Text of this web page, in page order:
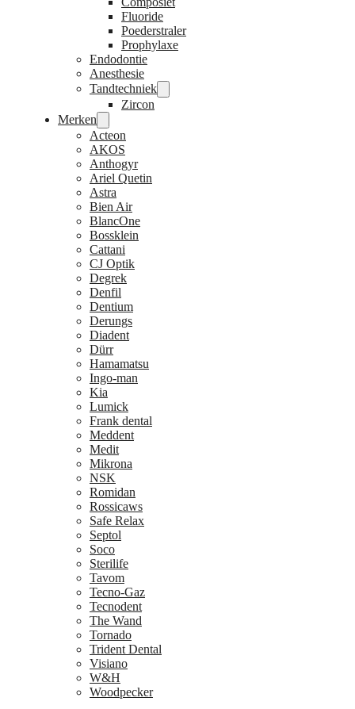
Fluoride
Poederstraler
Prophylaxe
Endodontie
Anesthesie
Tandtechniek
Zircon
Merken
Acteon
AKOS
Anthogyr
Ariel Quetin
Astra
Bien Air
BlancOne
Bossklein
Cattani
CJ Optik
Degrek
Denfil
Dentium
Derungs
Diadent
Dürr
Hamamatsu
Ingo-man
Kia
Lumick
Frank dental
Meddent
Medit
Mikrona
NSK
Romidan
Rossicaws
Safe Relax
Septol
Soco
Sterilife
Tavom
Tecno-Gaz
Tecnodent
The Wand
Tornado
Trident Dental
Visiano
W&H
Woodpecker